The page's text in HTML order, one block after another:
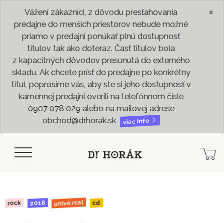
Vážení zákazníci, z dôvodu presťahovania
predajne do menších priestorov nebude možné
priamo v predajni ponúkať plnú dostupnosť
titulov tak ako doteraz. Časť titulov bola
z kapacitných dôvodov presunutá do externého
skladu. Ak chcete prísť do predajne po konkrétny
titul, poprosíme vás, aby ste si jeho dostupnosť v
kamennej predajni overili na telefónnom čísle
0907 078 029 alebo na mailovej adrese
obchod@drhorak.sk
viac info
×
rock 2018 universal cd